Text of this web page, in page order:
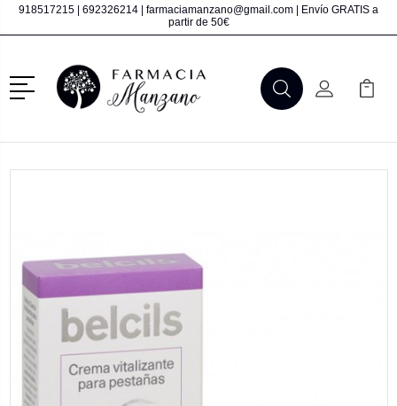
918517215 692326214 farmaciamanzano@gmail.com | Envío GRATIS a
partir de 50€
Menú
BuscarMi Cuenta
Mi